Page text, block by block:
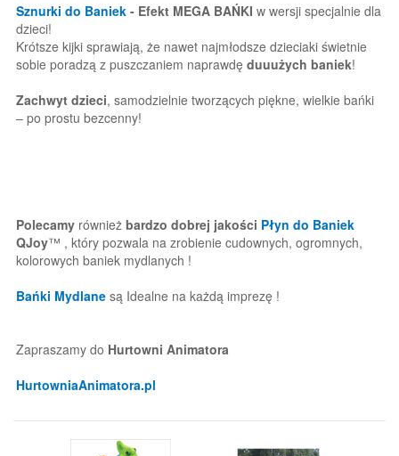
Sznurki do Baniek - Efekt MEGA BAŃKI w wersji specjalnie dla
dzieci!
Krótsze kijki sprawiają, że nawet najmłodsze dzieciaki świetnie
sobie poradzą z puszczaniem naprawdę duuużych baniek!
Zachwyt dzieci, samodzielnie tworzących piękne, wielkie bańki
– po prostu bezcenny!
Polecamy również bardzo dobrej jakości Płyn do Baniek
QJoy™ , który pozwala na zrobienie cudownych, ogromnych,
kolorowych baniek mydlanych !
Bańki Mydlane są Idealne na każdą imprezę !
Zapraszamy do Hurtowni Animatora
HurtowniaAnimatora.pl